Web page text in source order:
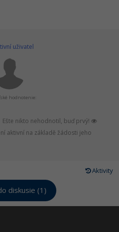
uživatel
hodnotenie:
Ešte nikto nehodnotil, buď prvý!
aktivní na základě žádosti jeho
Aktivity
diskusie (1)